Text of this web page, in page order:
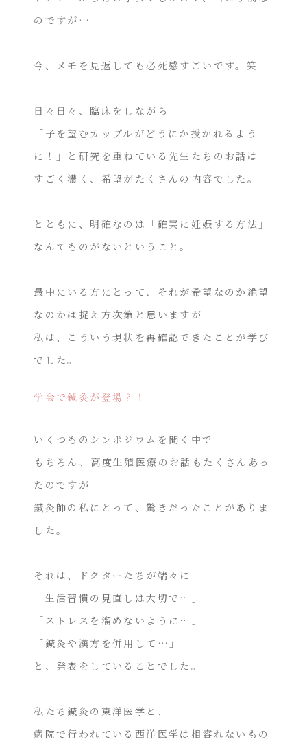
のですが…
今、メモを見返しても必死感すごいです。笑
日々日々、臨床をしながら
「子を望むカップルがどうにか授かれるよう
に！」と研究を重ねている先生たちのお話は
すごく濃く、希望がたくさんの内容でした。
とともに、明確なのは「確実に妊娠する方法」
なんてものがないということ。
最中にいる方にとって、それが希望なのか絶望
なのかは捉え方次第と思いますが
私は、こういう現状を再確認できたことが学び
でした。
学会で鍼灸が登場？！
いくつものシンポジウムを聞く中で
もちろん、高度生殖医療のお話もたくさんあっ
たのですが
鍼灸師の私にとって、驚きだったことがありま
した。
それは、ドクターたちが端々に
「生活習慣の見直しは大切で…」
「ストレスを溜めないように…」
「鍼灸や漢方を併用して…」
と、発表をしていることでした。
私たち鍼灸の東洋医学と、
病院で行われている西洋医学は相容れないもの